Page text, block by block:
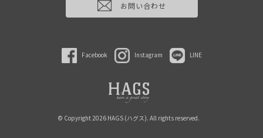
お問い合わせ
Facebook Instagram LINE
© Copyright 2026 HAGS (ハグス). All rights reserved.